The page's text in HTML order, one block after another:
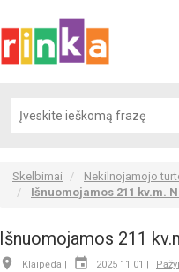
Skelbimai Nekilnojamojo
Išnuomojamos 211 kv.m.
Išnuomojamos 211
 Klaipėda |  2025 11 01 |